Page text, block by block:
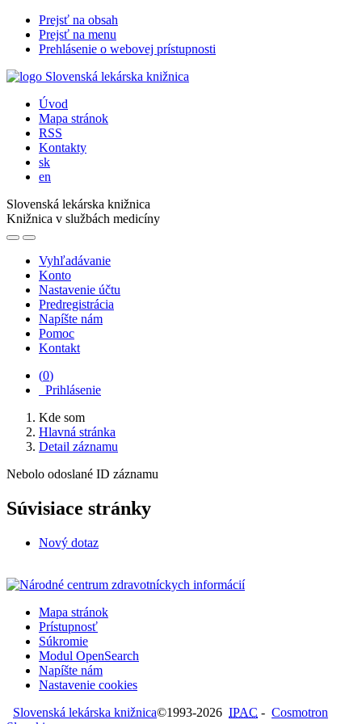
Prejsť na obsah
Prejsť na menu
Prehlásenie o webovej prístupnosti
Úvod
Mapa stránok
RSS
Kontakty
sk
en
Slovenská lekárska knižnica
Knižnica v službách medicíny
Vyhľadávanie
Konto
Nastavenie účtu
Predregistrácia
Napíšte nám
Pomoc
Kontakt
(0)
Prihlásenie
Kde som
Hlavná stránka
Detail záznamu
Nebolo odoslané ID záznamu
Súvisiace stránky
Nový dotaz
Mapa stránok
Prístupnosť
Súkromie
Modul OpenSearch
Napíšte nám
Nastavenie cookies
Slovenská lekárska knižnica©1993-2026 IPAC - Cosmotron